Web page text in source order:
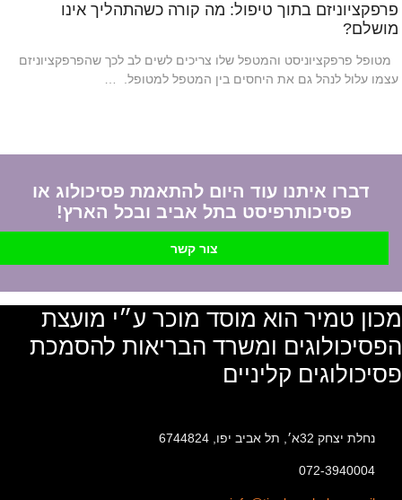
פרפקציוניזם בתוך טיפול: מה קורה כשהתהליך אינו
מושלם?
מטופל פרפקציוניסט והמטפל שלו צריכים לשים לב לכך שהפרפקציוניזם
עצמו עלול לנהל גם את היחסים בין המטפל למטופל. …
דברו איתנו עוד היום להתאמת פסיכולוג או
פסיכותרפיסט בתל אביב ובכל הארץ!
צור קשר
מכון טמיר הוא מוסד מוכר ע״י מועצת
הפסיכולוגים ומשרד הבריאות להסמכת
פסיכולוגים קליניים
נחלת יצחק 32א׳, תל אביב יפו, 6744824
072-3940004